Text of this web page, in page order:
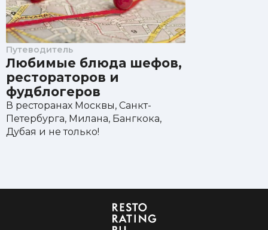
Путеводитель
Любимые блюда шефов,
рестораторов и
фудблогеров
В ресторанах Москвы, Санкт-
Петербурга, Милана, Бангкока,
Дубая и не только!